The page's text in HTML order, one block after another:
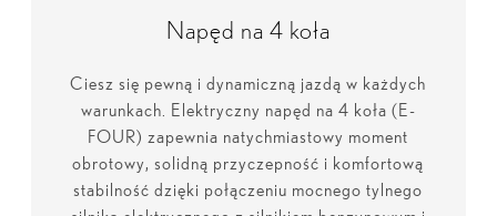
Napęd na 4 koła
Ciesz się pewną i dynamiczną jazdą w każdych
warunkach. Elektryczny napęd na 4 koła (E-
FOUR) zapewnia natychmiastowy moment
obrotowy, solidną przyczepność i komfortową
stabilność dzięki połączeniu mocnego tylnego